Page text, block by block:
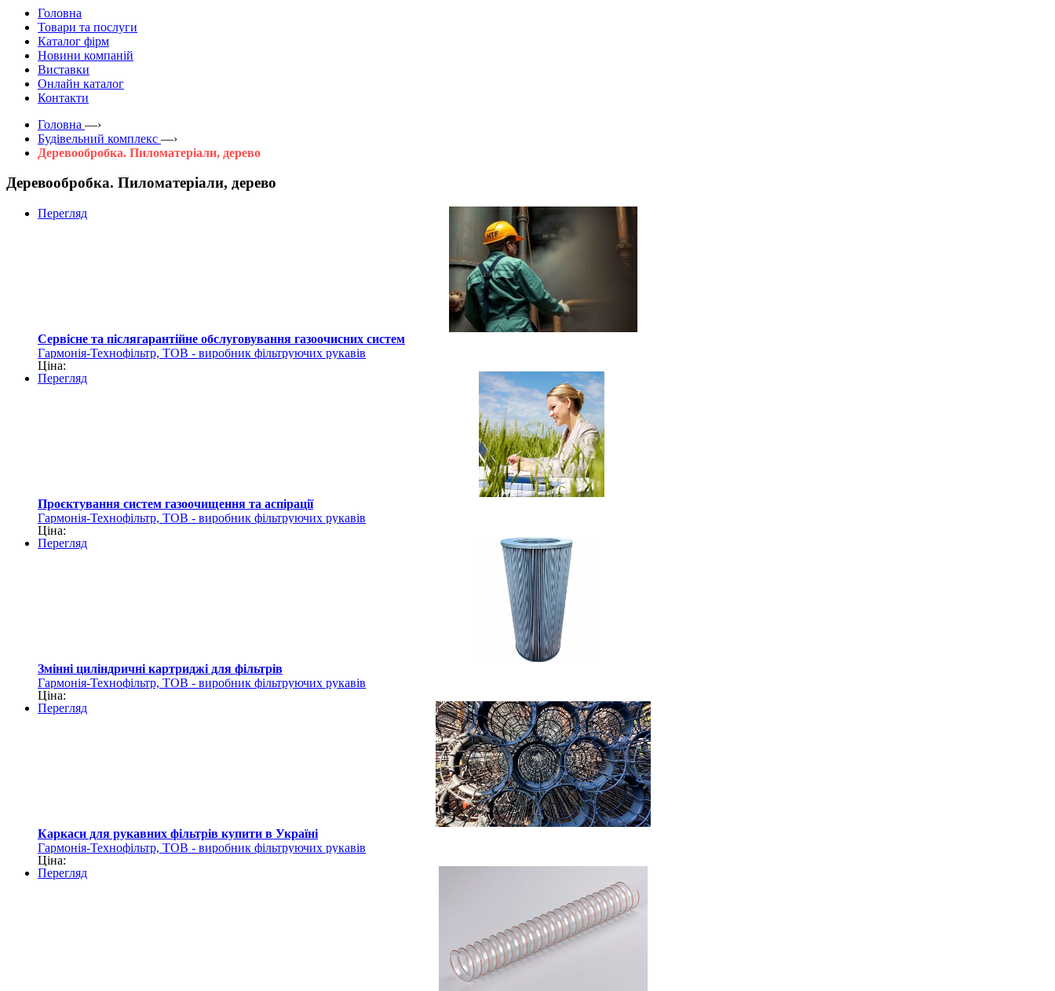
Головна
Товари та послуги
Каталог фірм
Новини компаній
Виставки
Онлайн каталог
Контакти
Головна —›
Будівельний комплекс —›
Деревообробка. Пиломатеріали, дерево
Деревообробка. Пиломатеріали, дерево
Перегляд
Сервісне та післягарантійне обслуговування газоочисних систем
Гармонія-Технофільтр, ТОВ - виробник фільтруючих рукавів
Ціна:
Перегляд
Проєктування систем газоочищення та аспірації
Гармонія-Технофільтр, ТОВ - виробник фільтруючих рукавів
Ціна:
Перегляд
Змінні циліндричні картриджі для фільтрів
Гармонія-Технофільтр, ТОВ - виробник фільтруючих рукавів
Ціна:
Перегляд
Каркаси для рукавних фільтрів купити в Україні
Гармонія-Технофільтр, ТОВ - виробник фільтруючих рукавів
Ціна:
Перегляд